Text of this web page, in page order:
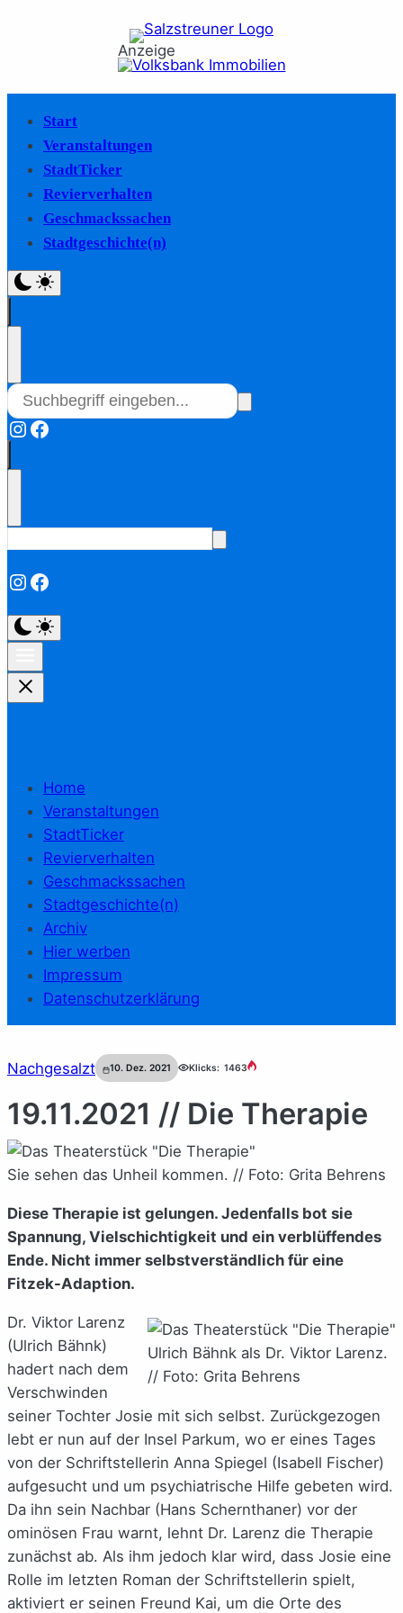
Anzeige
Start
Veranstaltungen
StadtTicker
Revierverhalten
Geschmackssachen
Stadtgeschichte(n)
Instagram
Facebook
Instagram
Facebook
Home
Veranstaltungen
StadtTicker
Revierverhalten
Geschmackssachen
Stadtgeschichte(n)
Archiv
Hier werben
Impressum
Datenschutzerklärung
Nachgesalzt 10. Dez. 2021 Klicks: 1463
19.11.2021 // Die Therapie
Sie sehen das Unheil kommen. // Foto: Grita Behrens
Diese Therapie ist gelungen. Jedenfalls bot sie
Spannung, Vielschichtigkeit und ein verblüffendes
Ende. Nicht immer selbstverständlich für eine
Fitzek-Adaption.
Ulrich Bähnk als Dr. Viktor Larenz.
// Foto: Grita Behrens
Dr. Viktor Larenz
(Ulrich Bähnk)
hadert nach dem
Verschwinden
seiner Tochter Josie mit sich selbst. Zurückgezogen
lebt er nun auf der Insel Parkum, wo er eines Tages
von der Schriftstellerin Anna Spiegel (Isabell Fischer)
aufgesucht und um psychiatrische Hilfe gebeten wird.
Da ihn sein Nachbar (Hans Schernthaner) vor der
ominösen Frau warnt, lehnt Dr. Larenz die Therapie
zunächst ab. Als ihm jedoch klar wird, dass Josie eine
Rolle im letzten Roman der Schriftstellerin spielt,
aktiviert er seinen Freund Kai, um die Orte des